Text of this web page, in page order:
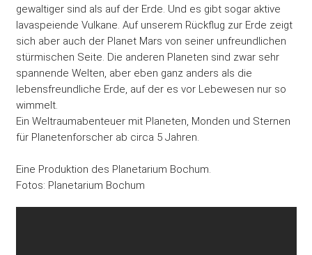
gewaltiger sind als auf der Erde. Und es gibt sogar aktive
lavaspeiende Vulkane. Auf unserem Rückflug zur Erde zeigt
sich aber auch der Planet Mars von seiner unfreundlichen
stürmischen Seite. Die anderen Planeten sind zwar sehr
spannende Welten, aber eben ganz anders als die
lebensfreundliche Erde, auf der es vor Lebewesen nur so
wimmelt.
Ein Weltraumabenteuer mit Planeten, Monden und Sternen
für Planetenforscher ab circa 5 Jahren.
Eine Produktion des Planetarium Bochum.
Fotos: Planetarium Bochum